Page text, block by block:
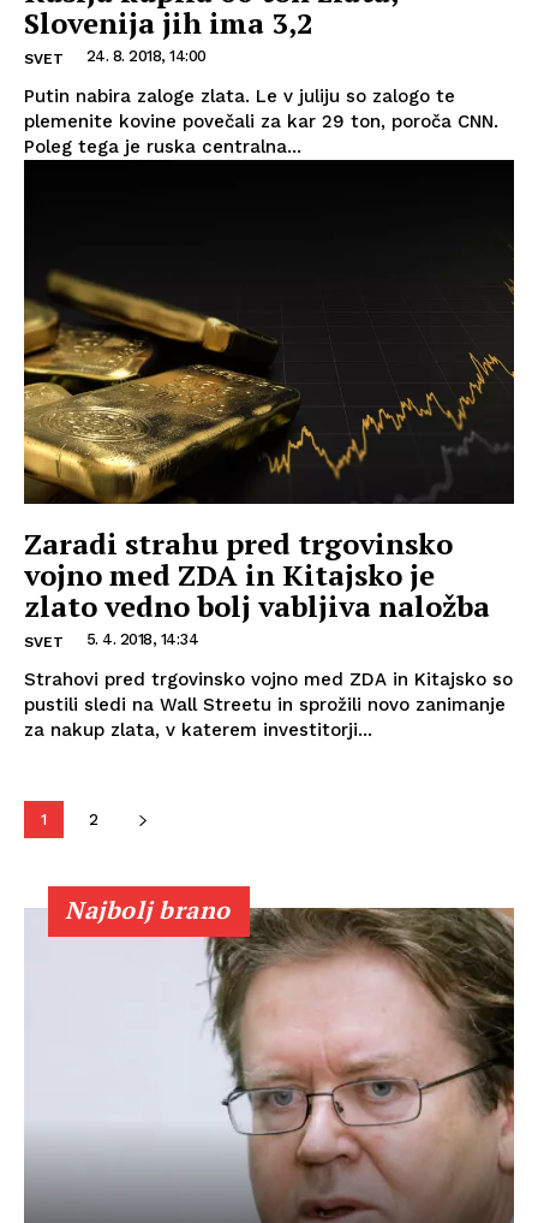
Slovenija jih ima 3,2
SVET 24. 8. 2018, 14:00
Putin nabira zaloge zlata. Le v juliju so zalogo te
plemenite kovine povečali za kar 29 ton, poroča CNN.
Poleg tega je ruska centralna...
Zaradi strahu pred trgovinsko
vojno med ZDA in Kitajsko je
zlato vedno bolj vabljiva naložba
SVET 5. 4. 2018, 14:34
Strahovi pred trgovinsko vojno med ZDA in Kitajsko so
pustili sledi na Wall Streetu in sprožili novo zanimanje
za nakup zlata, v katerem investitorji...
1 2
Najbolj brano